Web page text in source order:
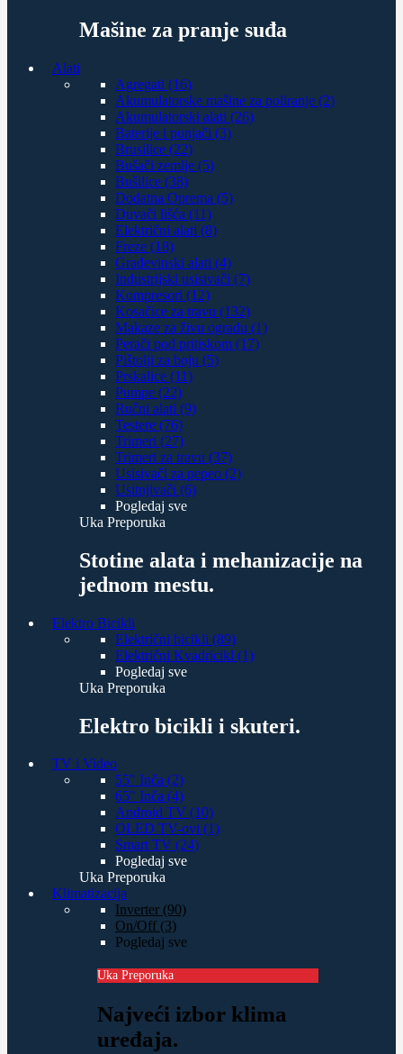
Mašine za pranje suđa
Alati
Agregati (16)
Akumulatorske mašine za poliranje (2)
Akumulatorski alati (26)
Baterije i punjači (3)
Brusilice (22)
Bušači zemlje (5)
Bušilice (38)
Dodatna Oprema (5)
Duvači lišća (11)
Električni alati (8)
Freze (18)
Građevinski alati (4)
Industrijski usisivači (7)
Kompresori (12)
Kosačice za travu (132)
Makaze za živu ogradu (1)
Perači pod pritiskom (17)
Pištolji za boju (5)
Prskalice (11)
Pumpe (22)
Ručni alati (9)
Testere (76)
Trimeri (27)
Trimeri za travu (37)
Usisivači za pepeo (2)
Usitnjivači (6)
Pogledaj sve
Uka Preporuka
Stotine alata i mehanizacije na
jednom mestu.
Elektro Bicikli
Električni bicikli (89)
Električni Kvadricikl (1)
Pogledaj sve
Uka Preporuka
Elektro bicikli i skuteri.
TV i Video
55" Inča (2)
65" Inča (4)
Android TV (10)
OLED TV-ovi (1)
Smart TV (24)
Pogledaj sve
Uka Preporuka
Klimatizacija
Inverter (90)
On/Off (3)
Pogledaj sve
Uka Preporuka
Najveći izbor klima
uređaja.